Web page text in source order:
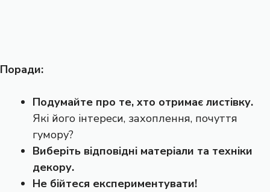
Поради:
Подумайте про те, хто отримає листівку.
Які його інтереси, захоплення, почуття
гумору?
Виберіть відповідні матеріали та техніки
декору.
Не бійтеся експериментувати!